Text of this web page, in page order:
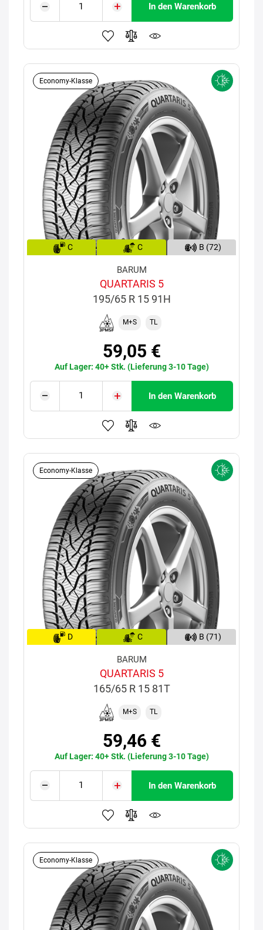
In den Warenkorb
Economy-Klasse
C C B (72)
BARUM
QUARTARIS 5
195/65 R 15 91H
M+S TL
59,05 €
Auf Lager: 40+ Stk. (Lieferung 3-10 Tage)
In den Warenkorb
Economy-Klasse
D C B (71)
BARUM
QUARTARIS 5
165/65 R 15 81T
M+S TL
59,46 €
Auf Lager: 40+ Stk. (Lieferung 3-10 Tage)
In den Warenkorb
Economy-Klasse